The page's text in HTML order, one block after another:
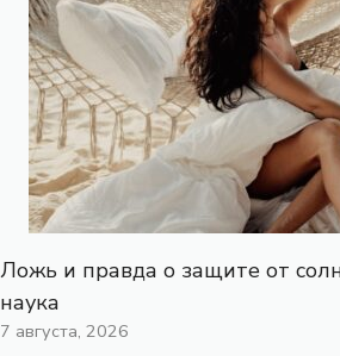
Ложь и правда о защите от
наука
7 августа, 2026